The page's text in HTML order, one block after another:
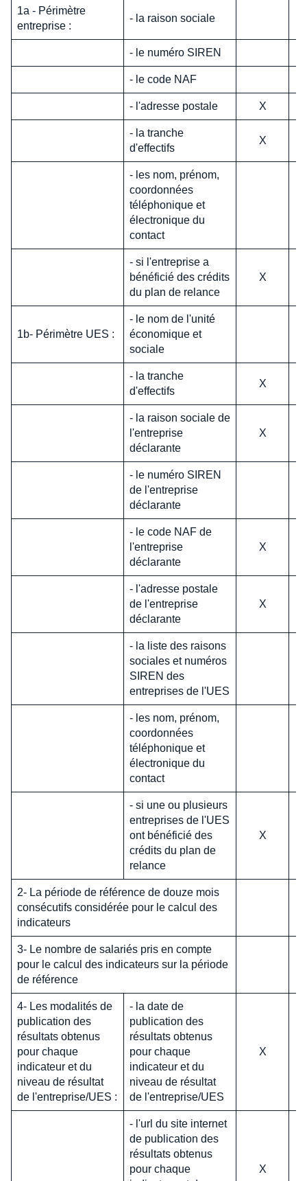
1a - Périmètre
entreprise :
- la raison sociale
- le numéro SIREN
- le code NAF
- l'adresse postale X
- la tranche
d'effectifs
X
- les nom, prénom,
coordonnées
téléphonique et
électronique du
contact
- si l'entreprise a
bénéficié des crédits
du plan de relance
X
1b- Périmètre UES :
- le nom de l'unité
économique et
sociale
- la tranche
d'effectifs
X
- la raison sociale de
l'entreprise
déclarante
X
- le numéro SIREN
de l'entreprise
déclarante
- le code NAF de
l'entreprise
déclarante
X
- l'adresse postale
de l'entreprise
déclarante
X
- la liste des raisons
sociales et numéros
SIREN des
entreprises de l'UES
- les nom, prénom,
coordonnées
téléphonique et
électronique du
contact
- si une ou plusieurs
entreprises de l'UES
ont bénéficié des
crédits du plan de
relance
X
2- La période de référence de douze mois
consécutifs considérée pour le calcul des
indicateurs
3- Le nombre de salariés pris en compte
pour le calcul des indicateurs sur la période
de référence
4- Les modalités de
publication des
résultats obtenus
pour chaque
indicateur et du
niveau de résultat
de l'entreprise/UES :
- la date de
publication des
résultats obtenus
pour chaque
indicateur et du
niveau de résultat
de l'entreprise/UES
X
- l'url du site internet
de publication des
résultats obtenus
pour chaque
X